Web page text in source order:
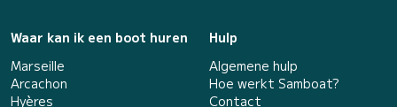
Waar kan ik een boot huren
Marseille
Arcachon
Hyères
Hulp
Algemene hulp
Hoe werkt Samboat?
Contact